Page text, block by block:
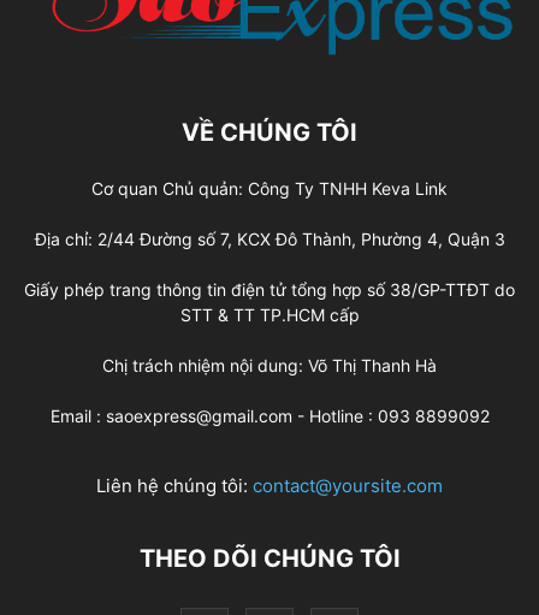
VỀ CHÚNG TÔI
Cơ quan Chủ quản: Công Ty TNHH Keva Link
Địa chỉ: 2/44 Đường số 7, KCX Đô Thành, Phường 4, Quận 3
Giấy phép trang thông tin điện tử tổng hợp số 38/GP-TTĐT do
STT & TT TP.HCM cấp
Chị trách nhiệm nội dung: Võ Thị Thanh Hà
Email : saoexpress@gmail.com - Hotline : 093 8899092
Liên hệ chúng tôi: contact@yoursite.com
THEO DÕI CHÚNG TÔI